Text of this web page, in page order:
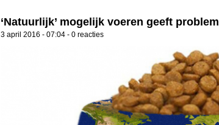
‘Natuurlijk’ mogelijk voeren geeft
3 april 2016 - 07:04 - 0 reacties